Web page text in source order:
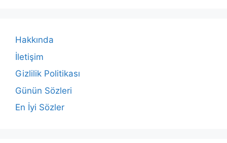
Hakkında
İletişim
Gizlilik Politikası
Günün Sözleri
En İyi Sözler